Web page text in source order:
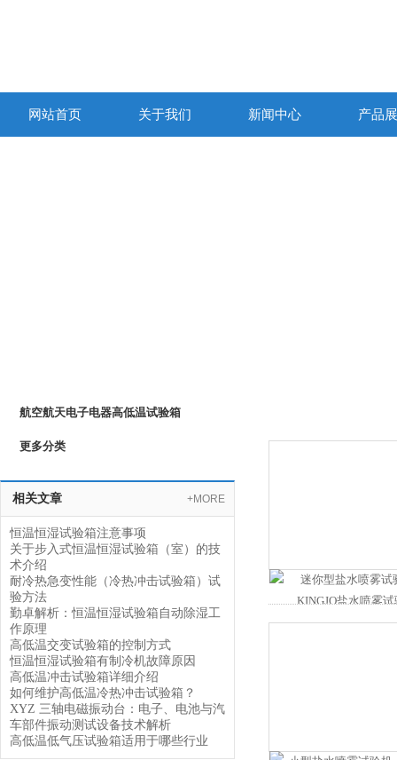
网站首页 关于我们 新闻中心 产品
航空航天电子电器高低温试验箱
更多分类
相关文章 +MORE
恒温恒湿试验箱注意事项
关于步入式恒温恒湿试验箱（室）的技
术介绍
耐冷热急变性能（冷热冲击试验箱）试
验方法
勤卓解析：恒温恒湿试验箱自动除湿工
作原理
高低温交变试验箱的控制方式
恒温恒湿试验箱有制冷机故障原因
高低温冲击试验箱详细介绍
如何维护高低温冷热冲击试验箱？
XYZ 三轴电磁振动台：电子、电池与汽
车部件振动测试设备技术解析
高低温低气压试验箱适用于哪些行业